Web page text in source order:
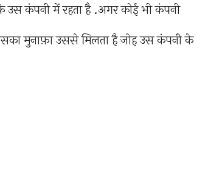
उस कंपनी में रहता है .अगर कोई भी कंपनी
मुनाफ़ा उससे मिलता है जोह उस कंपनी के